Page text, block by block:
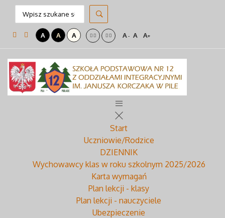
A A A A- A A+
Start
Uczniowie/Rodzice
DZIENNIK
Wychowawcy klas w roku szkolnym 2025/2026
Karta wymagań
Plan lekcji - klasy
Plan lekcji - nauczyciele
Ubezpieczenie